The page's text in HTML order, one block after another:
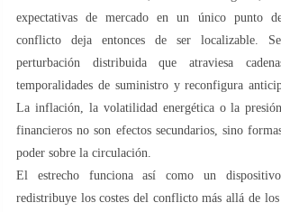
expectativas de mercado en un único punto
conflicto deja entonces de ser localizable.
perturbación distribuida que atraviesa
temporalidades de suministro y reconfigura
La inflación, la volatilidad energética o la
financieros no son efectos secundarios, sino
poder sobre la circulación.
El estrecho funciona así como un
redistribuye los costes del conflicto más allá de los